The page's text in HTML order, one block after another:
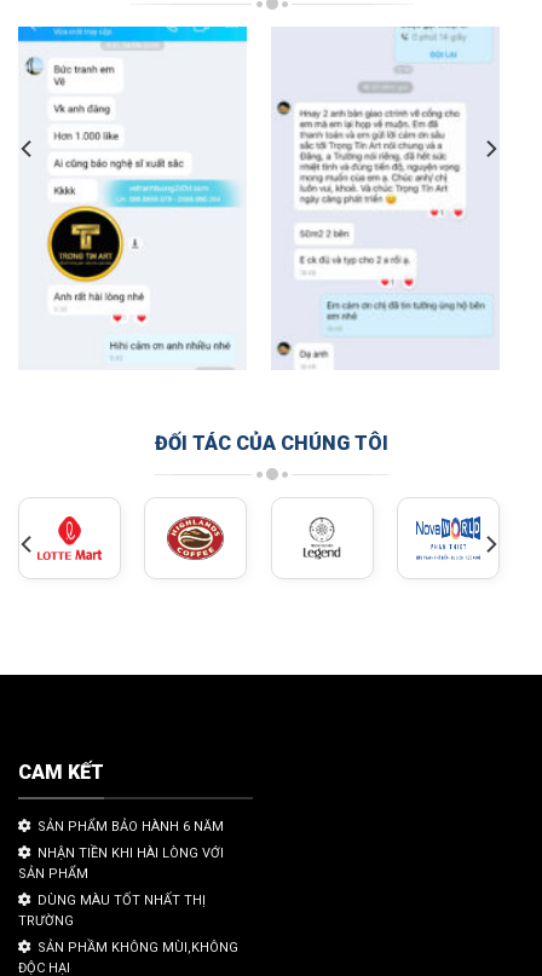
ĐỐI TÁC CỦA CHÚNG TÔI
CAM KẾT
SẢN PHẨM BẢO HÀNH 6 NĂM
NHẬN TIỀN KHI HÀI LÒNG VỚI
SẢN PHẨM
DÙNG MÀU TỐT NHẤT THỊ
TRƯỜNG
SẢN PHẦM KHÔNG MÙI,KHÔNG
ĐỘC HẠI